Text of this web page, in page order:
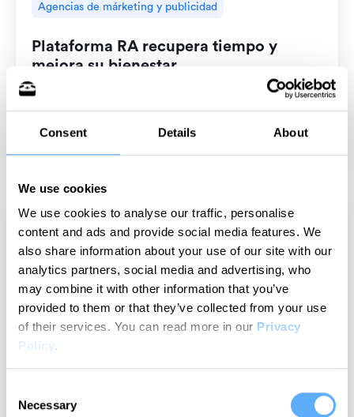
Consent Details About
We use cookies
We use cookies to analyse our traffic, personalise
content and ads and provide social media features. We
also share information about your use of our site with our
analytics partners, social media and advertising, who
may combine it with other information that you’ve
provided to them or that they’ve collected from your use
of their services. You can read more in our Privacy
Policy.
Selection
Necessary
Agencias de márketing y publicidad
Plataforma RA recupera tiempo y
mejora su bienestar
Antes de Memtime, esta firma de RA no hacía un
control del tiempo en e-mails o búsquedas. Ahora
más contento.